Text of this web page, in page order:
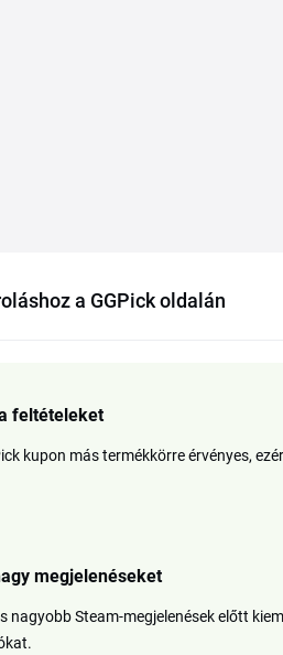
a GGPick oldalán
feltételeket
kupon más termékkörre érvényes,
megjelenéseket
nagyobb Steam-megjelenések előtt